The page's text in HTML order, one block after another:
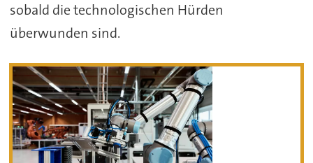
sobald die technologischen Hürden
überwunden sind.